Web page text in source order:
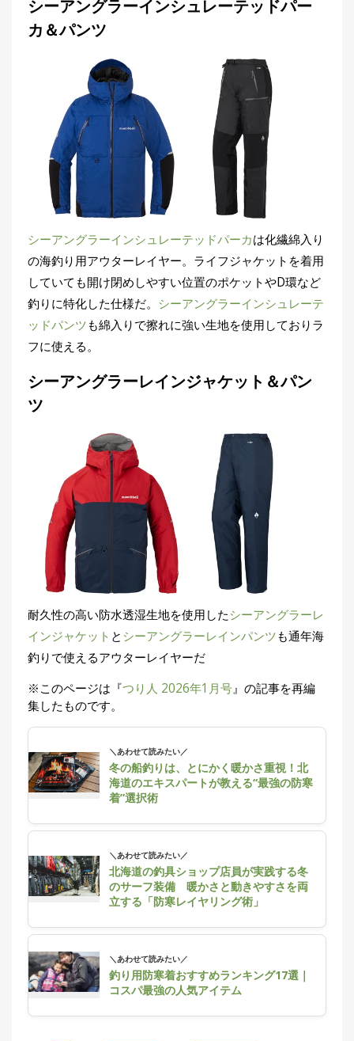
シーアングラーインシュレーテッドパー
カ＆パンツ
シーアングラーインシュレーテッドパーカは化繊綿入り
の海釣り用アウターレイヤー。ライフジャケットを着用
していても開け閉めしやすい位置のポケットやD環など
釣りに特化した仕様だ。 シーアングラーインシュレーテ
ッドパンツも綿入りで擦れに強い生地を使用しておりラ
フに使える。
シーアングラーレインジャケット＆パン
ツ
耐久性の高い防水透湿生地を使用したシーアングラーレ
インジャケット とシーアングラーレインパンツも通年海
釣りで使えるアウターレイヤーだ
※このページは『つり人 2026年1月号』の記事を再編
集したものです。
＼あわせて読みたい／
冬の船釣りは、とにかく暖かさ重視！北
海道のエキスパートが教える“最強の防寒
着”選択術
＼あわせて読みたい／
北海道の釣具ショップ店員が実践する冬
のサーフ装備 暖かさと動きやすさを両
立する「防寒レイヤリング術」
＼あわせて読みたい／
釣り用防寒着おすすめランキング17選｜
コスパ最強の人気アイテム